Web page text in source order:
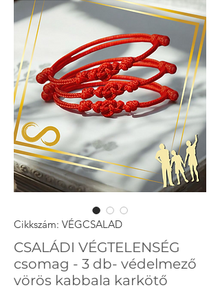
Cikkszám: VÉGCSALAD
CSALÁDI VÉGTELENSÉG
csomag - 3 db- védelmező
vörös kabbala karkötő